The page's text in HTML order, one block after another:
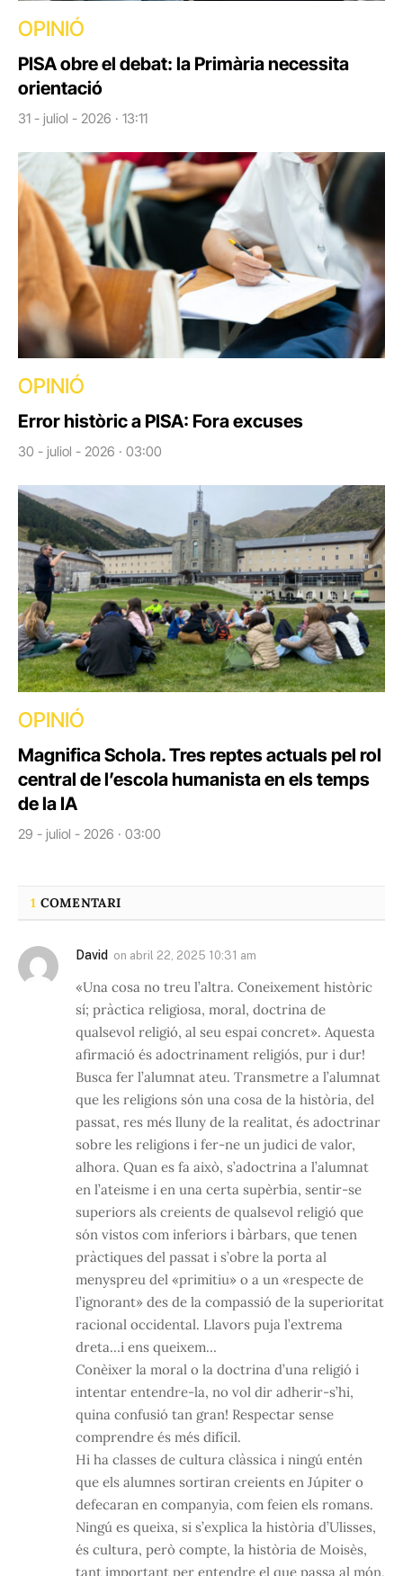
OPINIÓ
PISA obre el debat: la Primària necessita
orientació
31 - juliol - 2026 · 13:11
OPINIÓ
Error històric a PISA: Fora excuses
30 - juliol - 2026 · 03:00
OPINIÓ
Magnifica Schola. Tres reptes actuals pel rol
central de l’escola humanista en els temps
de la IA
29 - juliol - 2026 · 03:00
1 COMENTARI
David on abril 22, 2025 10:31 am
«Una cosa no treu l’altra. Coneixement històric
sí; pràctica religiosa, moral, doctrina de
qualsevol religió, al seu espai concret». Aquesta
afirmació és adoctrinament religiós, pur i dur!
Busca fer l’alumnat ateu. Transmetre a l’alumnat
que les religions són una cosa de la història, del
passat, res més lluny de la realitat, és adoctrinar
sobre les religions i fer-ne un judici de valor,
alhora. Quan es fa això, s’adoctrina a l’alumnat
en l’ateisme i en una certa supèrbia, sentir-se
superiors als creients de qualsevol religió que
són vistos com inferiors i bàrbars, que tenen
pràctiques del passat i s’obre la porta al
menyspreu del «primitiu» o a un «respecte de
l’ignorant» des de la compassió de la superioritat
racional occidental. Llavors puja l’extrema
dreta…i ens queixem…
Conèixer la moral o la doctrina d’una religió i
intentar entendre-la, no vol dir adherir-s’hi,
quina confusió tan gran! Respectar sense
comprendre és més difícil.
Hi ha classes de cultura clàssica i ningú entén
que els alumnes sortiran creients en Júpiter o
defecaran en companyia, com feien els romans.
Ningú es queixa, si s’explica la història d’Ulisses,
és cultura, però compte, la història de Moisès,
tant important per entendre el que passa al món,